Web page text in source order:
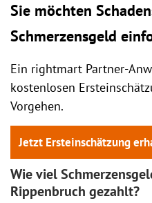
Sie möchten
Schmerzensgeld
Ein rightmart Partner-
kostenlosen
Vorgehen.
Jetzt Ersteinschätzung
Wie viel
Rippenbruch gezahlt?